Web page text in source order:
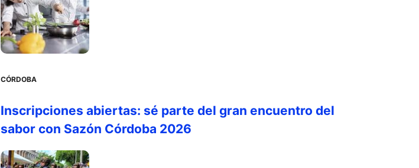
CÓRDOBA
Inscripciones abiertas: sé parte del gran encuentro del
sabor con Sazón Córdoba 2026